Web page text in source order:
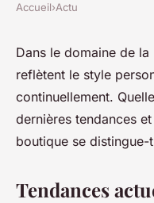
Piercing
actuelles et
boutique
josèphe•28 mars 2024•
Accueil›Actu
Dans le domaine de
reflètent le style
continuellement.
dernières tendances
boutique se distingue-
Tendances